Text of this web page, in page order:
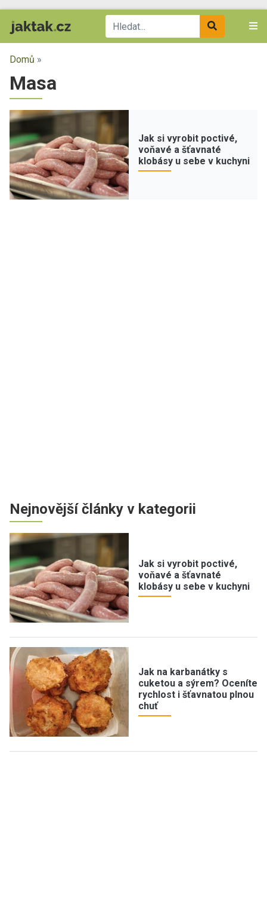
Domů »
Masa
Jak si vyrobit poctivé,
voňavé a šťavnaté
klobásy u sebe v kuchyni
Nejnovější články v kategorii
Jak si vyrobit poctivé,
voňavé a šťavnaté
klobásy u sebe v kuchyni
Jak na karbanátky s
cuketou a sýrem? Oceníte
rychlost i šťavnatou plnou
chuť